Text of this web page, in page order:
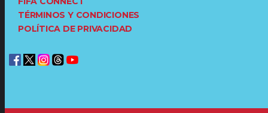
TÉRMINOS Y CONDICIONES
POLÍTICA DE PRIVACIDAD